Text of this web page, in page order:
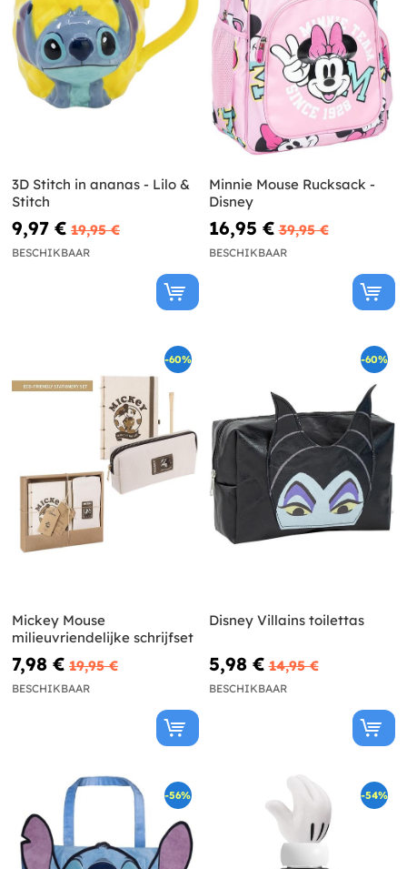
3D Stitch in ananas - Lilo &
Stitch
9,97 € 19,95 €
BESCHIKBAAR
Minnie Mouse Rucksack -
Disney
16,95 € 39,95 €
BESCHIKBAAR
-60%
Mickey Mouse
milieuvriendelijke schrijfset
7,98 € 19,95 €
BESCHIKBAAR
-60%
Disney Villains toilettas
5,98 € 14,95 €
BESCHIKBAAR
-56% -54%